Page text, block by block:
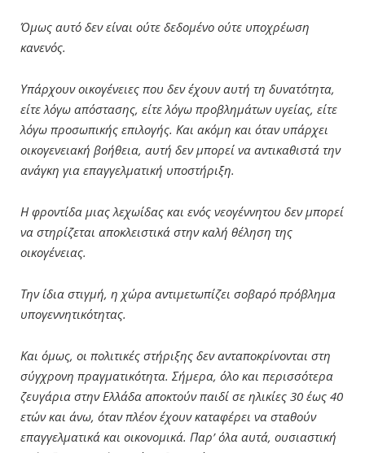
Όμως αυτό δεν είναι ούτε δεδομένο ούτε υποχρέωση
κανενός.
Υπάρχουν οικογένειες που δεν έχουν αυτή τη δυνατότητα,
είτε λόγω απόστασης, είτε λόγω προβλημάτων υγείας, είτε
λόγω προσωπικής επιλογής. Και ακόμη και όταν υπάρχει
οικογενειακή βοήθεια, αυτή δεν μπορεί να αντικαθιστά την
ανάγκη για επαγγελματική υποστήριξη.
Η φροντίδα μιας λεχωίδας και ενός νεογέννητου δεν μπορεί
να στηρίζεται αποκλειστικά στην καλή θέληση της
οικογένειας.
Την ίδια στιγμή, η χώρα αντιμετωπίζει σοβαρό πρόβλημα
υπογεννητικότητας.
Και όμως, οι πολιτικές στήριξης δεν ανταποκρίνονται στη
σύγχρονη πραγματικότητα. Σήμερα, όλο και περισσότερα
ζευγάρια στην Ελλάδα αποκτούν παιδί σε ηλικίες 30 έως 40
ετών και άνω, όταν πλέον έχουν καταφέρει να σταθούν
επαγγελματικά και οικονομικά. Παρ’ όλα αυτά, ουσιαστική